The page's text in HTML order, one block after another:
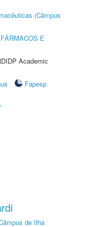
(Câmpus
E
Academic
Fapesp
de Ilha